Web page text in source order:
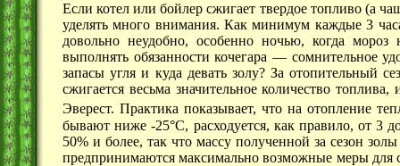
Если котел или бойлер сжигает твердое топливо (а
уделять много внимания. Как минимум каждые 3
довольно неудобно, особенно ночью, когда
выполнять обязанностикочегара — сомнительное
запасы угля и куда девать золу? За отопительный
сжигается весьма значительное количество
Эверест. Практика показывает, что на отопление
бывают ниже -25°С, расходуется, как правило, от 3
50% и более, так что массу полученной за сезон
предпринимаются максимально возможные меры для